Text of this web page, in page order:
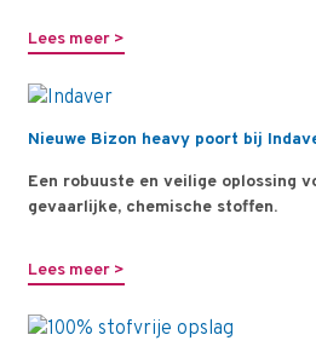
Lees meer >
Nieuwe Bizon heavy poort bij
Een robuuste en veilige oplossing
gevaarlijke, chemische stoffen.
Lees meer >